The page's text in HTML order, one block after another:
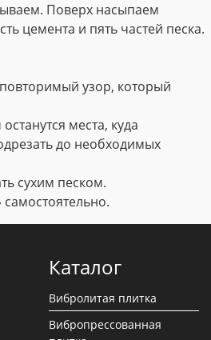
Поверх насыпаем
цемента и пять частей песка.
узор, который
места, куда
до необходимых
сухим песком.
Каталог
Вибролитая плитка
Вибропрессованная